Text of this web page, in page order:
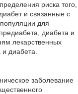
риска того,
и связанные с
для
диабета и
лекарственных
диабета.
заболевание